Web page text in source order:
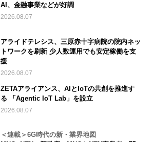
AI、金融事業などが好調
2026.08.07
アライドテレシス、三原赤十字病院の院内ネッ
トワークを刷新 少人数運用でも安定稼働を支
援
2026.08.07
ZETAアライアンス、AIとIoTの共創を推進す
る 「Agentic IoT Lab」を設立
2026.08.07
＜連載＞6G時代の新・業界地図